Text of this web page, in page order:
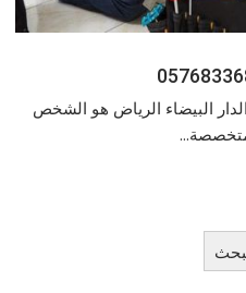
البيضاء الرياض هو الشخص